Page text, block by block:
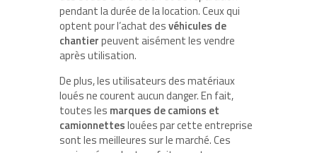
pendant la durée de la location. Ceux qui
optent pour l’achat desvéhicules de
chantierpeuvent aisément les vendre
après utilisation.
De plus, les utilisateurs des matériaux
loués ne courent aucun danger. En fait,
toutes les marques de camions et
camionnetteslouées par cette entreprise
sont les meilleures sur le marché. Ces